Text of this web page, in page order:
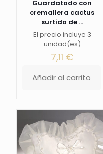
Guardatodo con
cremallera cactus
surtido de ...
El precio incluye 3
unidad(es)
7,11 €
Añadir al carrito